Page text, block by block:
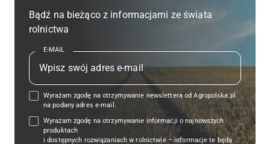
Bądź na bieżąco z informacjami ze świata
rolnictwa
E-MAIL
Wyrażam zgodę na otrzymywanie newslettera od Agropolska.pl
na podany adres e-mail.
Wyrażam zgodę na otrzymywanie informacji o najnowszych
produktach
i dostępnych rozwiązaniach w rolnictwie – informacje te będą